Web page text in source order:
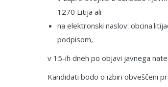
1270 Litija ali
na elektronski naslov:
podpisom,
v 15-ih dneh po objavi javnega
Kandidati bodo o izbiri obveščeni